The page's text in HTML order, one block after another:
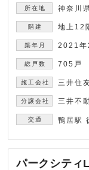
神奈川
地上12
2021年
705戸
三井住
三井不
鴨居駅
パークシティ